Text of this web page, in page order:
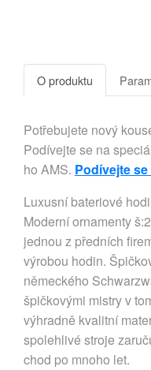
O produktu
Potřebujete nový
Podívejte se na
ho AMS. Podívejte
Luxusní bateriové
Moderní ornamenty
jednou z předních
výrobou hodin.
německého
špičkovými mistry v
výhradně kvalitní
spolehlivé stroje
chod po mnoho let.